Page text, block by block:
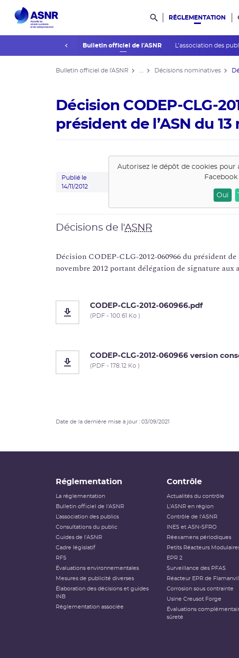
Rechercher dans le
RÉGLEMENTATION
La réglementation Bulletin officiel de l'ASNR L’association des
Bulletin officiel de l'ASNR Décisions nominatives
Décision CODEP-CLG-
président de l’ASN du
Publié le
14/11/2012
Autorisez le dépôt de cookies
Oui
Décisions de l'ASNR
Décision CODEP-CLG-2012-060966 du président
novembre 2012 portant délégation de signature aux
CODEP-CLG-2012-060966.pdf
(PDF - 100.61 Ko )
CODEP-CLG-2012-060966 version
(PDF - 178.12 Ko )
Date de la dernière mise à jour : 03/09/2021
Réglementation
La réglementation
Bulletin officiel de l'ASNR
L’association des publics
Consultations du public
Guides de l'ASNR
Cadre législatif
RFS
Évaluations environnementales
Mesures de publicité diverses
Élaboration des décisions et guides
INB
Réglementation associée
Contrôle
Actualités du contrôle
L'ASNR en région
Contrôle de l'ASNR
INES et ASN-SFRO
Réexamens périodiques
Petits Réacteurs
EPR 2
Surveillance des PFAS
Réacteur EPR de
Corrosion sous contrainte
Usine Creusot Forge
Évaluations
sûreté